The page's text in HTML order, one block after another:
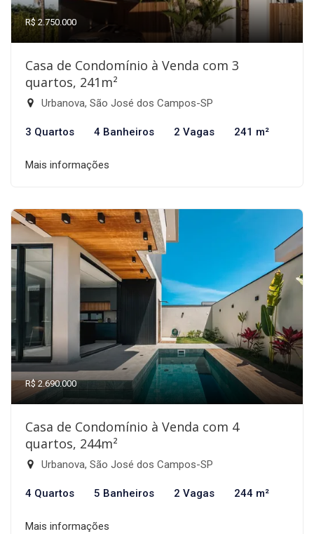
R$ 2.750.000
Casa de Condomínio à Venda com 3
quartos, 241m²
Urbanova, São José dos Campos-SP
3 Quartos 4 Banheiros 2 Vagas 241 m²
Mais informações
R$ 2.690.000
Casa de Condomínio à Venda com 4
quartos, 244m²
Urbanova, São José dos Campos-SP
4 Quartos 5 Banheiros 2 Vagas 244 m²
Mais informações